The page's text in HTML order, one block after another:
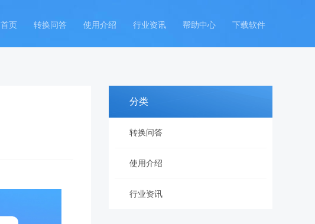
首页 转换问答 使用介绍 行业资讯 帮助中心 下载软件
分类
转换问答
使用介绍
行业资讯